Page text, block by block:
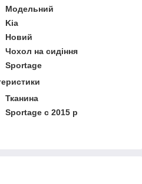
Модельний
Kia
Новий
Чохол на сидіння
Sportage
Тканина
Sportage c 2015 р